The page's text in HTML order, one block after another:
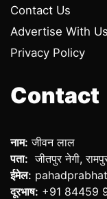
Contact Us
Advertise With Us
Privacy Policy
Contact
नाम: जीवन लाल
पता: जीतपुर नेगी,
ईमेल:
दूरभाष: +91 84459